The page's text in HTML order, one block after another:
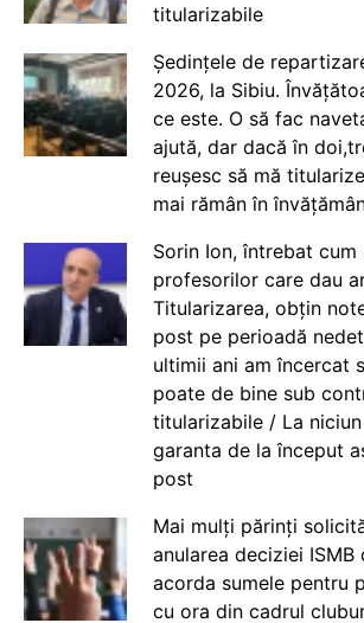
titularizabile
Ședințele de
2026, la Sibiu.
ce este. O să fac
ajută, dar dacă în
reușesc să mă
mai rămân în
Sorin Ion, întrebat cum
profesorilor care dau
Titularizarea, obțin
post pe perioadă
ultimii ani am încercat
poate de bine sub
titularizabile / La
garanta de la început
post
Mai mulți părinți
anularea deciziei ISMB
acorda sumele pentru
cu ora din cadrul